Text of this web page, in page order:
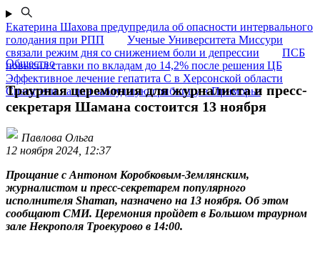
Екатерина Шахова предупредила об опасности интервального
голодания при РПП
Ученые Университета Миссури
связали режим дня со снижением боли и депрессии
ПСБ
повысил ставки по вкладам до 14,2% после решения ЦБ
Эффективное лечение гепатита C в Херсонской области
Спасатели нашли заблудшую грибницу в Приморье
Общество
Траурная церемония для журналиста и пресс-
секретаря Шамана состоится 13 ноября
Павлова Ольга
12 ноября 2024, 12:37
Прощание с Антоном Коробковым-Землянским,
журналистом и пресс-секретарем популярного
исполнителя Shaman, назначено на 13 ноября. Об этом
сообщают СМИ. Церемония пройдет в Большом траурном
зале Некрополя Троекурово в 14:00.